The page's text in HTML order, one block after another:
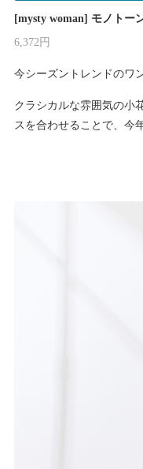
[mysty woman] モノトー
6,372円
今シーズントレンドのワ
クラシカルな雰囲気の小
スを合わせることで、今